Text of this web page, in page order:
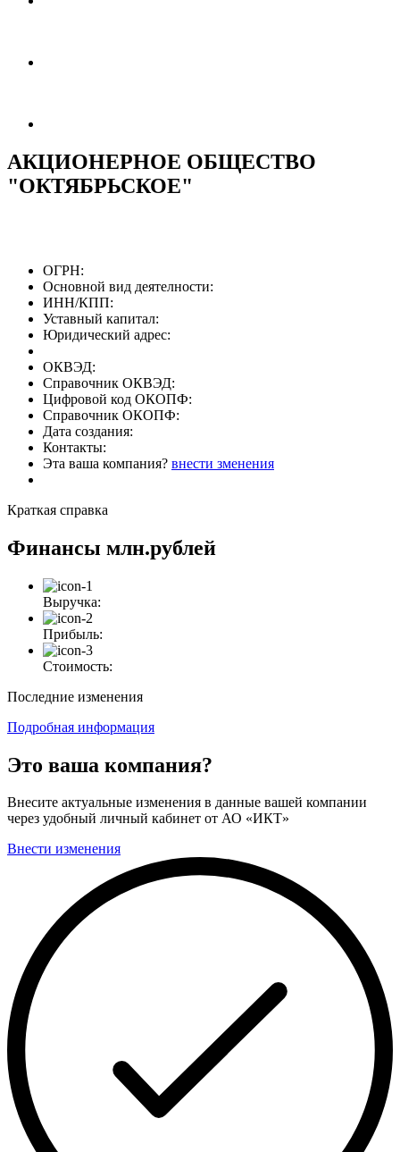
АКЦИОНЕРНОЕ ОБЩЕСТВО
"ОКТЯБРЬСКОЕ"
ОГРН:
Основной вид деятелности:
ИНН/КПП:
Уставный капитал:
Юридический адрес:
ОКВЭД:
Справочник ОКВЭД:
Цифровой код ОКОПФ:
Справочник ОКОПФ:
Дата создания:
Контакты:
Эта ваша компания? внести зменения
Краткая справка
Финансы млн.рублей
Выручка:
Прибыль:
Стоимость:
Последние изменения
Подробная информация
Это ваша компания?
Внесите актуальные изменения в данные вашей компании
через удобный личный кабинет от АО «ИКТ»
Внести изменения